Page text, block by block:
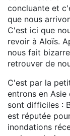
concluante et
que nous
C'est ici que
revoir à Aloïs.
nous fait
retrouver de
C'est par la
entrons en Asie
sont difficiles :
est réputée
inondations